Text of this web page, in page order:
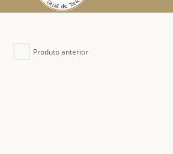
Produto anterior